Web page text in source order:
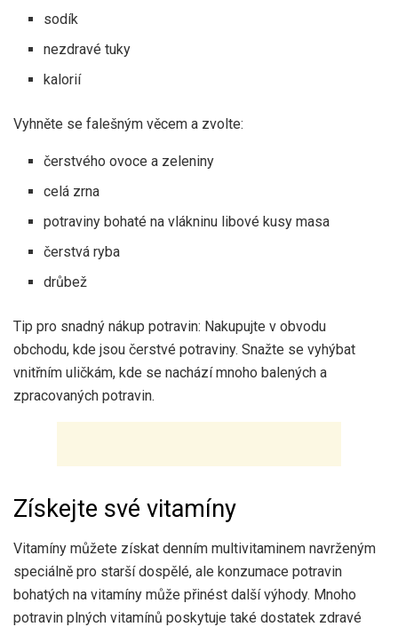
sodík
nezdravé tuky
kalorií
Vyhněte se falešným věcem a zvolte:
čerstvého ovoce a zeleniny
celá zrna
potraviny bohaté na vlákninu libové kusy masa
čerstvá ryba
drůbež
Tip pro snadný nákup potravin: Nakupujte v obvodu
obchodu, kde jsou čerstvé potraviny. Snažte se vyhýbat
vnitřním uličkám, kde se nachází mnoho balených a
zpracovaných potravin.
Získejte své vitamíny
Vitamíny můžete získat denním multivitaminem navrženým
speciálně pro starší dospělé, ale konzumace potravin
bohatých na vitamíny může přinést další výhody. Mnoho
potravin plných vitamínů poskytuje také dostatek zdravé